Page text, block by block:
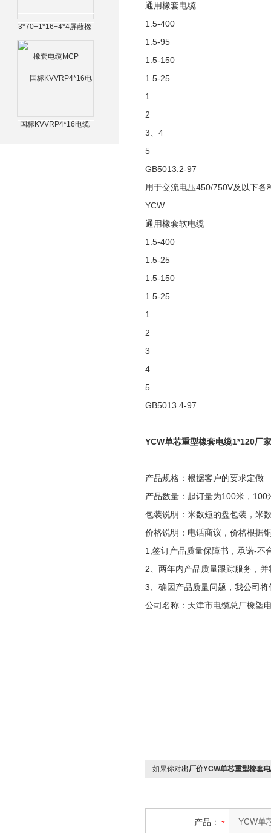
3*70+1*16+4*4屏蔽橡
国标KVVRP4*16电缆
通用橡套电缆
1.5-400
1.5-95
1.5-150
1.5-25
1
2
3、4
5
GB5013.2-97
用于交流电压450/750V及以下
YCW
通用橡套软电缆
1.5-400
1.5-25
1.5-150
1.5-25
1
2
3
4
5
GB5013.4-97
YCW单芯重型橡套电缆1*120厂家
产品规格：根据客户的要求定做
产品数量：起订量为100米，100
包装说明：米数短的盘包装，米
价格说明：电话商议，价格根据
1,签订产品质量保障书，承诺-不
2、两年内产品质量跟踪服务，
3、确因产品质量问题，我公司
公司名称：天津市电缆总厂橡塑
如果你对出厂价YCW单芯重型橡套
产品：